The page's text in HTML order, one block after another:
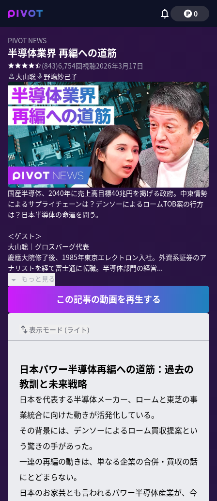
0
PIVOT NEWS
半導体業界 再編への道筋
(843)6,754回視聴2026年3月17日
大山聡
野嶋紗己子
国産半導体、2040年に売上高目標40兆円を掲げる政府。中東情勢
によるサプライチェーンは？デンソーによるロームTOB案の行方
は？日本半導体の命運を問う。
＜ゲスト＞
大山聡｜グロスバーグ代表
慶應大院修了後、1985年東京エレクトロン入社。外資系証券のア
ナリストを経て富士通に転職。半導体部門の経営...
もっと見る
この記事の動画を再生する
表示モード (ライト)
日本パワー半導体再編への道筋：過去の
教訓と未来戦略
日本を代表する半導体メーカー、ロームと東芝の事
業統合に向けた動きが活発化している。
その背景には、デンソーによるローム買収提案とい
う驚きの手があった。
一連の再編の動きは、単なる企業の合併・買収の話
にとどまらない。
日本のお家芸とも言われるパワー半導体産業が、今